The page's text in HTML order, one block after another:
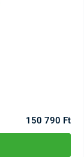
150 790 Ft